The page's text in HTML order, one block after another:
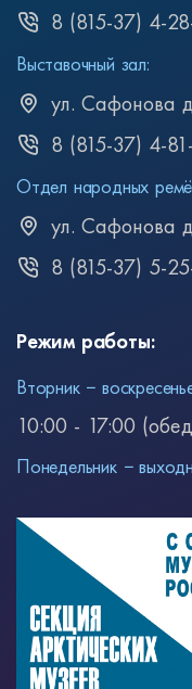
8 (815-37) 4-
Выставочный зал:
ул. Сафонова
8 (815-37) 4-
Отдел народных
ул. Сафонова
8 (815-37) 5-
Режим работы:
Вторник −
10:00 - 17:00
Понедельник −